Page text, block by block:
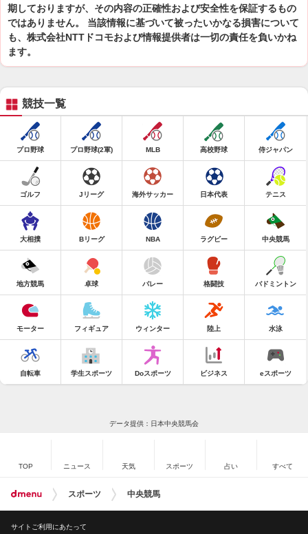
期しておりますが、その内容の正確性および安全性を保証するもの
ではありません。 当該情報に基づいて被ったいかなる損害について
も、株式会社NTTドコモおよび情報提供者は一切の責任を負いかね
ます。
競技一覧
プロ野球 プロ野球(2軍) MLB 高校野球 侍ジャパン
ゴルフ Jリーグ 海外サッカー 日本代表 テニス
大相撲 Bリーグ NBA ラグビー 中央競馬
地方競馬 卓球 バレー 格闘技 バドミントン
モーター フィギュア ウィンター 陸上 水泳
自転車 学生スポーツ Doスポーツ ビジネス eスポーツ
データ提供：日本中央競馬会
TOP ニュース 天気 スポーツ 占い すべて
スポーツ 中央競馬
サイトご利用にあたって